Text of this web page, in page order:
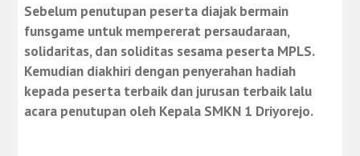
Sebelum penutupan peserta diajak bermain
funsgame untuk mempererat persaudaraan,
solidaritas, dan soliditas sesama peserta MPLS.
Kemudian diakhiri dengan penyerahan hadiah
kepada peserta terbaik dan jurusan terbaik lalu
acara penutupan oleh Kepala SMKN 1 Driyorejo.